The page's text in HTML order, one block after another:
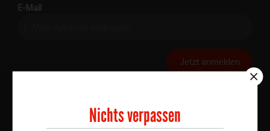
E-Mail
Jetzt anmelden
Nichts verpassen